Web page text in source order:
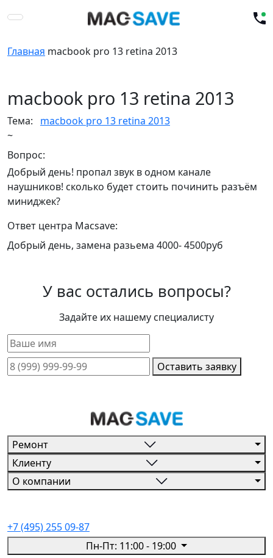
Главная macbook pro 13 retina 2013
macbook pro 13 retina 2013
Тема:
macbook pro 13 retina 2013
~
Вопрос:
Добрый день! пропал звук в одном канале
наушников! сколько будет стоить починить разъём
миниджек?
Ответ центра Macsave:
Добрый день, замена разьема 4000- 4500руб
У вас остались вопросы?
Задайте их нашему специалисту
Оставить заявку
Ремонт
Клиенту
О компании
+7 (495) 255 09-87
Пн-Пт: 11:00 - 19:00